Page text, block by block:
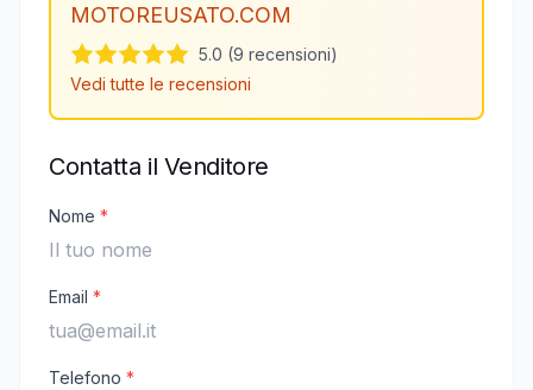
MOTOREUSATO.COM
5.0 (9 recensioni)
Vedi tutte le recensioni
Contatta il Venditore
Nome *
Email *
Telefono *